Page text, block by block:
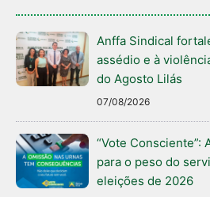
Anffa Sindical
assédio e à
do Agosto Lilás
07/08/2026
“Vote Consciente”:
para o peso do
eleições de 2026